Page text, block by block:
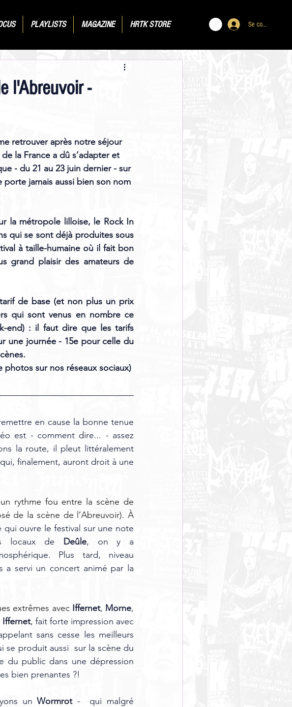
Se connecter
PLAYLISTS MAGAZINE HRTK STORE
l'Abreuvoir -
retrouver après notre séjour
la France a dû s’adapter et
- du 21 au 23 juin dernier - sur
porte jamais aussi bien son nom
la métropole lilloise, le Rock In
qui se sont déjà produites sous
à taille-humaine où il fait bon
grand plaisir des amateurs de
de base (et non plus un prix
qui sont venus en nombre ce
end) : il faut dire que les tarifs
une journée - 15e pour celle du
sur nos réseaux sociaux)
en cause la bonne tenue
est - comment dire... - assez
la route, il pleut littéralement
finalement, auront droit à une
rythme fou entre la scène de
de la scène de l’Abreuvoir). À
ouvre le festival sur une note
locaux de Deûle, on y a
Plus tard, niveau
servi un concert animé par la
extrêmes avec Iffernet, Morne
Iffernet, fait forte impression avec
sans cesse les meilleurs
se produit aussi  sur la scène du
du public dans une dépression
bien prenantes ?!
un Wormrot -  qui malgré